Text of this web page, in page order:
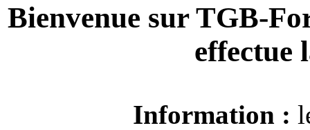
Bienvenue sur TGB-
Information :